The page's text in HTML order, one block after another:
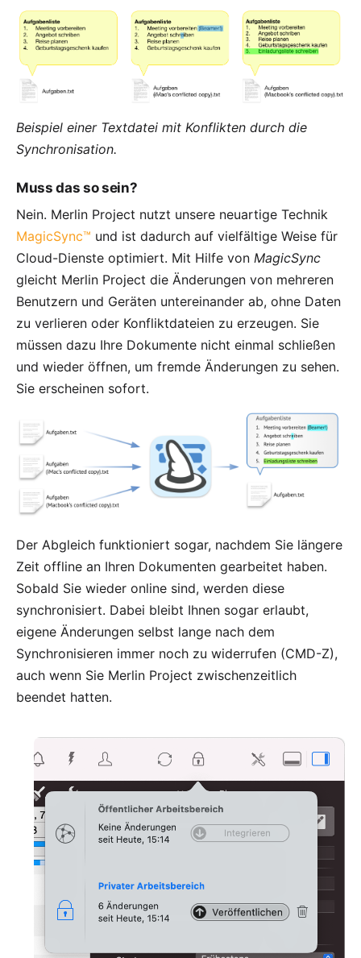
Beispiel einer Textdatei mit Konflikten durch die
Synchronisation.
Muss das so sein?
Nein. Merlin Project nutzt unsere neuartige Technik
MagicSync™ und ist dadurch auf vielfältige Weise für
Cloud-Dienste optimiert. Mit Hilfe von MagicSync
gleicht Merlin Project die Änderungen von mehreren
Benutzern und Geräten untereinander ab, ohne Daten
zu verlieren oder Konfliktdateien zu erzeugen. Sie
müssen dazu Ihre Dokumente nicht einmal schließen
und wieder öffnen, um fremde Änderungen zu sehen.
Sie erscheinen sofort.
Der Abgleich funktioniert sogar, nachdem Sie längere
Zeit offline an Ihren Dokumenten gearbeitet haben.
Sobald Sie wieder online sind, werden diese
synchronisiert. Dabei bleibt Ihnen sogar erlaubt,
eigene Änderungen selbst lange nach dem
Synchronisieren immer noch zu widerrufen (CMD-Z),
auch wenn Sie Merlin Project zwischenzeitlich
beendet hatten.